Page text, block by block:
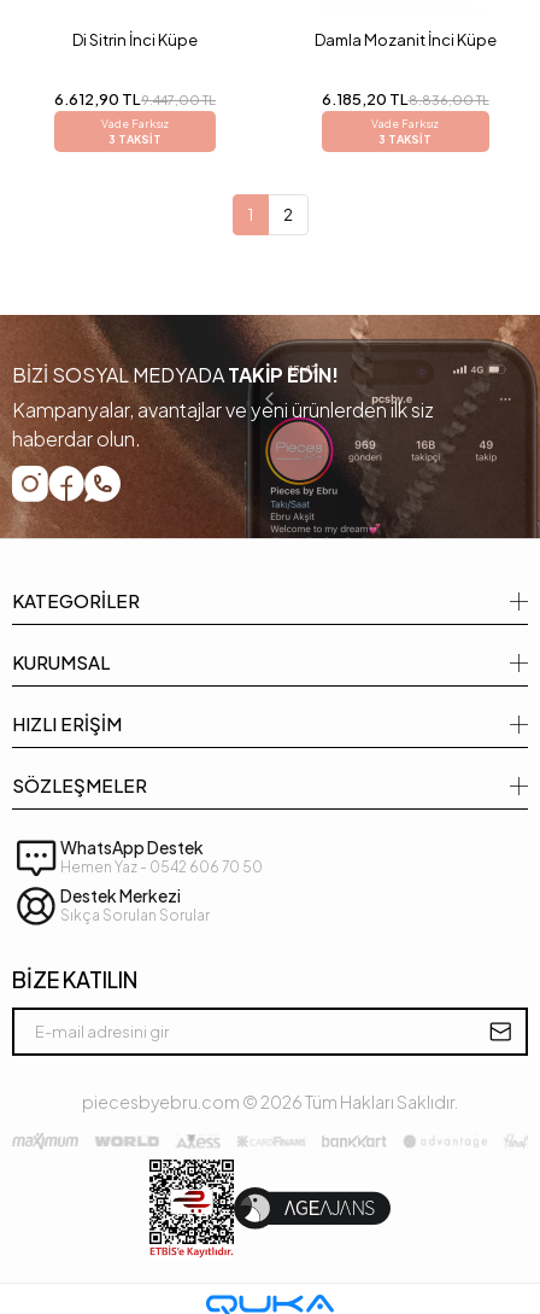
Di Sitrin İnci Küpe
6.612,90 TL9.447,00 TL
Vade Farksız
3 TAKSİT
Damla Mozanit İnci Küpe
6.185,20 TL8.836,00 TL
Vade Farksız
3 TAKSİT
1 2
BİZİ SOSYAL MEDYADATAKİP EDİN!
Kampanyalar, avantajlar ve yeni ürünlerden ilk siz
haberdar olun.
KATEGORİLER
KURUMSAL
HIZLI ERİŞİM
SÖZLEŞMELER
WhatsApp Destek
Hemen Yaz - 0542 606 70 50
Destek Merkezi
Sıkça Sorulan Sorular
BİZE KATILIN
piecesbyebru.com ©2026Tüm Hakları Saklıdır.